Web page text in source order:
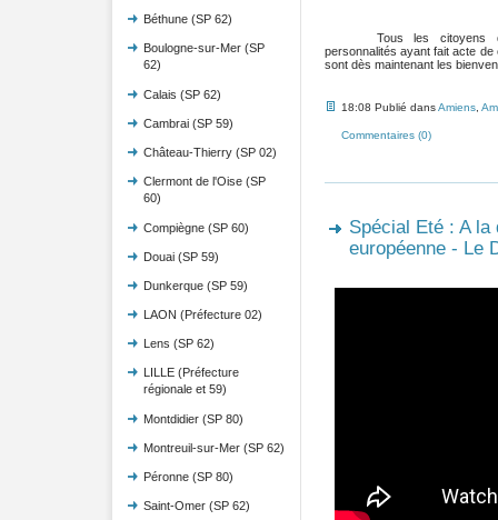
Béthune (SP 62)
Boulogne-sur-Mer (SP
62)
Calais (SP 62)
Cambrai (SP 59)
Château-Thierry (SP 02)
Clermont de l'Oise (SP
60)
Compiègne (SP 60)
Douai (SP 59)
Dunkerque (SP 59)
LAON (Préfecture 02)
Lens (SP 62)
LILLE (Préfecture
régionale et 59)
Montdidier (SP 80)
Montreuil-sur-Mer (SP 62)
Péronne (SP 80)
Saint-Omer (SP 62)
Tous les citoyens
personnalités ayant fait acte
sont dès maintenant les
18:08 Publié dansAmiens,
Commentaires (0)
Spécial Eté : A la
européenne - Le